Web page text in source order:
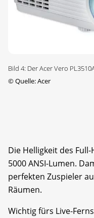
Bild 4: Der Acer Vero
©Quelle: Acer
Die Helligkeit des
5000 ANSI-Lumen.
perfekten Zuspieler
Räumen.
Wichtig fürs Live-